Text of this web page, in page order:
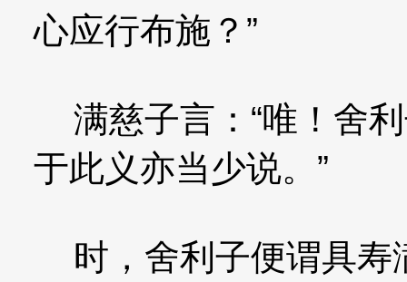
心应行布施？”
满慈子言：“唯！舍
于此义亦当少说。”
时，舍利子便谓具寿